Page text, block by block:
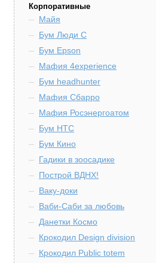
Корпоративные
Майя
Бум Люди С
Бум Epson
Мафия 4experience
Бум headhunter
Мафия Сбарро
Мафия Росэнергоатом
Бум HTC
Бум Кино
Гадики в зоосадике
Построй ВДНХ!
Ваку-доки
Ваби-Саби за любовь
Данетки Космо
Крокодил Design division
Крокодил Public totem